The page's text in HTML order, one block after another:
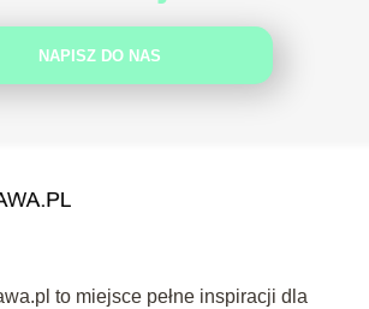
NAPISZ DO NAS
to miejsce pełne inspiracji dla